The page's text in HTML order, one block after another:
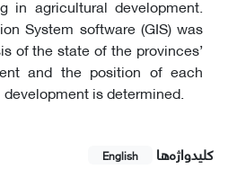
in agricultural development.
System software (GIS) was
of the state of the provinces’
and the position of each
is determined.
کلیدواژه‌ها English